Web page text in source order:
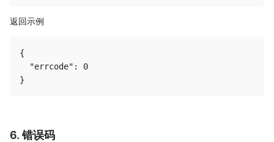
返回示例
{
  "errcode": 0
6. 错误码